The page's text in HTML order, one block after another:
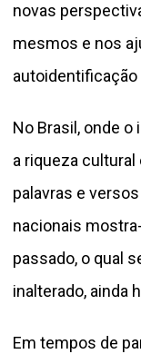
novas
mesmos e nos
No Brasil, onde o
a riqueza cultural
palavras e
nacionais
passado, o qual
inalterado, ainda
Em tempos de